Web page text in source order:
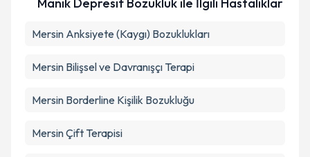
Mersin Anksiyete (Kaygı) Bozuklukları
Mersin Bilişsel ve Davranışçı Terapi
Mersin Borderline Kişilik Bozukluğu
Mersin Çift Terapisi